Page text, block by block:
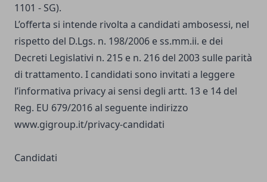
1101 - SG).
L’offerta si intende rivolta a candidati ambosessi, nel
rispetto del D.Lgs. n. 198/2006 e ss.mm.ii. e dei
Decreti Legislativi n. 215 e n. 216 del 2003 sulle parità
di trattamento. I candidati sono invitati a leggere
l’informativa privacy ai sensi degli artt. 13 e 14 del
Reg. EU 679/2016 al seguente indirizzo
www.gigroup.it/privacy-candidati
Candidati